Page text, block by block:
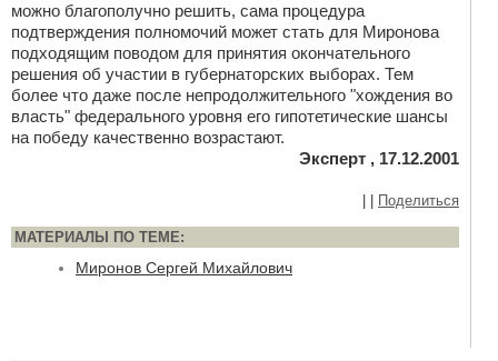
можно благополучно решить, сама процедура
подтверждения полномочий может стать для Миронова
подходящим поводом для принятия окончательного
решения об участии в губернаторских выборах. Тем
более что даже после непродолжительного "хождения во
власть" федерального уровня его гипотетические шансы
на победу качественно возрастают.
Эксперт , 17.12.2001
Поделиться
МАТЕРИАЛЫ ПО ТЕМЕ:
Миронов Сергей Михайлович